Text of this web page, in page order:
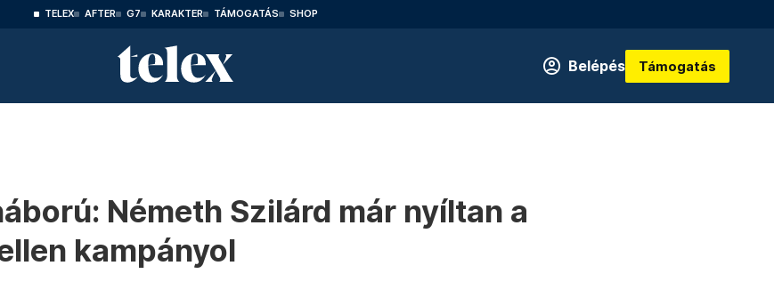
TELEX AFTER G7 KARAKTER TÁMOGATÁS SHOP
Belépés Támogatás
Németh Szilárd már nyíltan a
kampányol